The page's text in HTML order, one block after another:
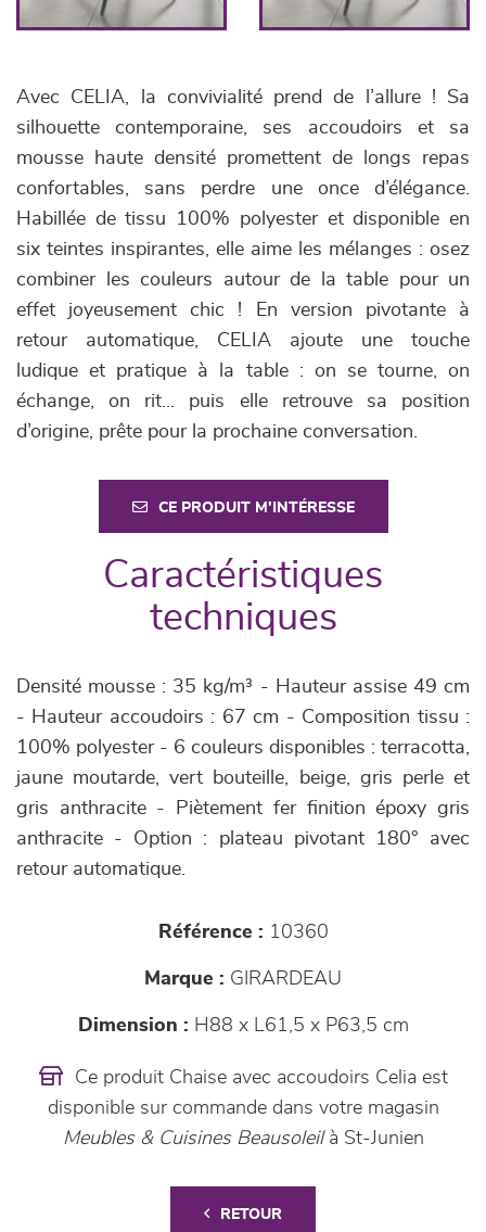
Avec CELIA, la convivialité prend de l’allure ! Sa
silhouette contemporaine, ses accoudoirs et sa
mousse haute densité promettent de longs repas
confortables, sans perdre une once d’élégance.
Habillée de tissu 100% polyester et disponible en
six teintes inspirantes, elle aime les mélanges : osez
combiner les couleurs autour de la table pour un
effet joyeusement chic ! En version pivotante à
retour automatique, CELIA ajoute une touche
ludique et pratique à la table : on se tourne, on
échange, on rit... puis elle retrouve sa position
d’origine, prête pour la prochaine conversation.
CE PRODUIT M'INTÉRESSE
Caractéristiques
techniques
Densité mousse : 35 kg/m³ - Hauteur assise 49 cm
- Hauteur accoudoirs : 67 cm - Composition tissu :
100% polyester - 6 couleurs disponibles : terracotta,
jaune moutarde, vert bouteille, beige, gris perle et
gris anthracite - Piètement fer finition époxy gris
anthracite - Option : plateau pivotant 180° avec
retour automatique.
Référence : 10360
Marque : GIRARDEAU
Dimension : H88 x L61,5 x P63,5 cm
Ce produit Chaise avec accoudoirs Celia est
disponible sur commande dans votre magasin
Meubles & Cuisines Beausoleilà St-Junien
RETOUR